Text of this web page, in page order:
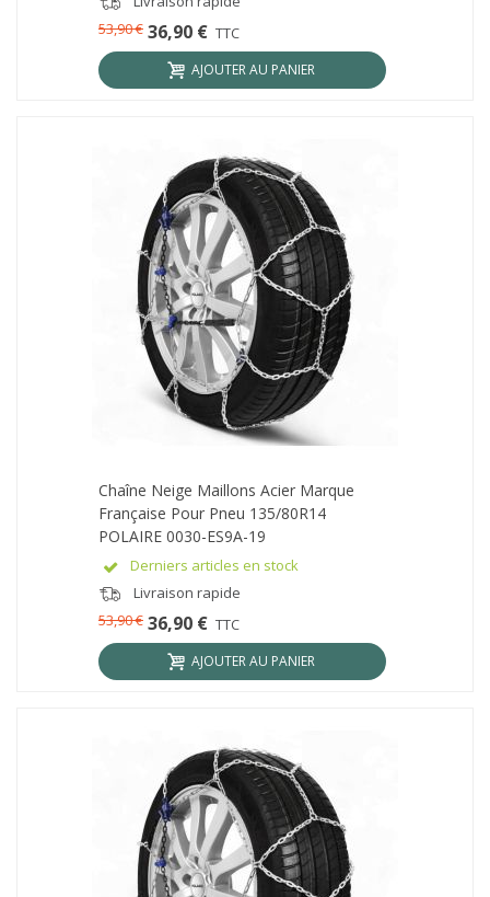
36,90 € TTC
53,90 €
AJOUTER AU PANIER
Chaîne Neige Maillons Acier Marque
Française Pour Pneu 135/80R14
POLAIRE 0030-ES9A-19
Derniers articles en stock
Livraison rapide
36,90 € TTC
53,90 €
AJOUTER AU PANIER